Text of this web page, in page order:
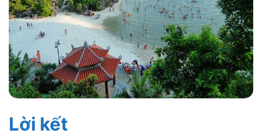
Lời kết